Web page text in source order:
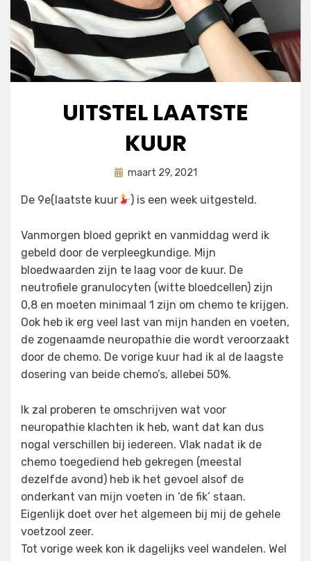
UITSTEL LAATSTE
KUUR
doorastrid
Geplaatst
maart 29, 2021
De 9e(laatste kuur ) is een week uitgesteld.
Vanmorgen bloed geprikt en vanmiddag werd ik
gebeld door de verpleegkundige. Mijn
bloedwaarden zijn te laag voor de kuur. De
neutrofiele granulocyten (witte bloedcellen) zijn
0,8 en moeten minimaal 1 zijn om chemo te krijgen.
Ook heb ik erg veel last van mijn handen en voeten,
de zogenaamde neuropathie die wordt veroorzaakt
door de chemo. De vorige kuur had ik al de laagste
dosering van beide chemo’s, allebei 50%.
Ik zal proberen te omschrijven wat voor
neuropathie klachten ik heb, want dat kan dus
nogal verschillen bij iedereen. Vlak nadat ik de
chemo toegediend heb gekregen (meestal
dezelfde avond) heb ik het gevoel alsof de
onderkant van mijn voeten in ‘de fik’ staan.
Eigenlijk doet over het algemeen bij mij de gehele
voetzool zeer.
Tot vorige week kon ik dagelijks veel wandelen. Wel